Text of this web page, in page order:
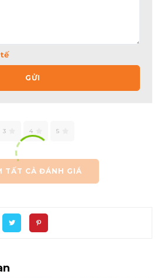
GỬI
3 4 5
TẤT CẢ ĐÁNH GIÁ